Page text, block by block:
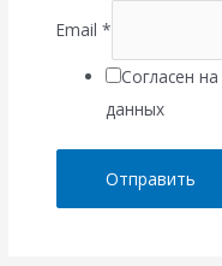
Email*
Согласен
данных
Отправить